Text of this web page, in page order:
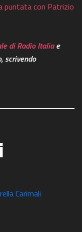
puntata con Patrizio
di Radio Italiae
scrivendo